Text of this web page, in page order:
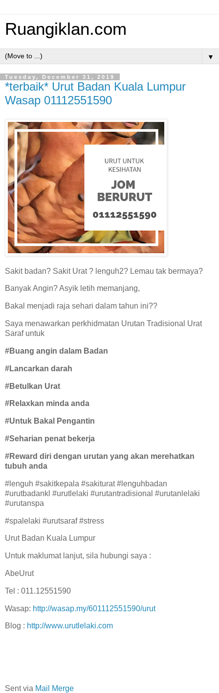
Ruangiklan.com
▼
Tuesday, December 31, 2019
*terbaik* Urut Badan Kuala Lumpur
Wasap 01112551590
Sakit badan? Sakit Urat ? lenguh2? Lemau tak bermaya?
Banyak Angin? Asyik letih memanjang,
Bakal menjadi raja sehari dalam tahun ini??
Saya menawarkan perkhidmatan Urutan Tradisional Urat
Saraf untuk
#Buang angin dalam Badan
#Lancarkan darah
#Betulkan Urat
#Relaxkan minda anda
#Untuk Bakal Pengantin
#Seharian penat bekerja
#Reward diri dengan urutan yang akan merehatkan
tubuh anda
#lenguh #sakitkepala #sakiturat #lenguhbadan
#urutbadankl #urutlelaki #urutantradisional #urutanlelaki
#urutanspa
#spalelaki #urutsaraf #stress
Urut Badan Kuala Lumpur
Untuk maklumat lanjut, sila hubungi saya :
AbeUrut
Tel : 011.12551590
Wasap: http://wasap.my/601112551590/urut
Blog : http://www.urutlelaki.com
Sent via Mail Merge